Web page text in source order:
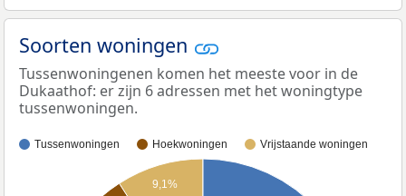
Soorten woningen
Tussenwoningenen komen het meeste voor in de
Dukaathof: er zijn 6 adressen met het woningtype
tussenwoningen.
Tussenwoningen Hoekwoningen Vrijstaande woningen
9,1%